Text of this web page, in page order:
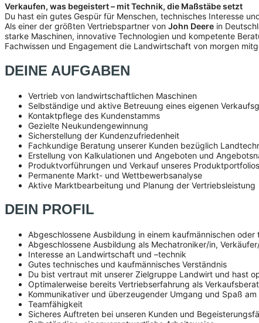
Verkaufen, was begeistert – mit Technik, die Maßstäbe setzt
Du hast ein gutes Gespür für Menschen, technisches Interesse
Als einer der größten Vertriebspartner von John Deere in
starke Maschinen, innovative Technologien und kompetente
Fachwissen und Engagement die Landwirtschaft von morgen
DEINE AUFGABEN
Vertrieb von landwirtschaftlichen Maschinen
Selbständige und aktive Betreuung eines eigenen
Kontaktpflege des Kundenstamms
Gezielte Neukundengewinnung
Sicherstellung der Kundenzufriedenheit
Fachkundige Beratung unserer Kunden bezüglich
Erstellung von Kalkulationen und Angeboten und
Produktvorführungen und Verkauf unseres Produktportfolios
Permanente Markt- und Wettbewerbsanalyse
Aktive Marktbearbeitung und Planung der Vertriebsleistung
DEIN PROFIL
Abgeschlossene Ausbildung in einem kaufmännischen oder
Abgeschlossene Ausbildung als Mechatroniker/in,
Interesse an Landwirtschaft und –technik
Gutes technisches und kaufmännisches Verständnis
Du bist vertraut mit unserer Zielgruppe Landwirt und hast
Optimalerweise bereits Vertriebserfahrung als
Kommunikativer und überzeugender Umgang und Spaß
Teamfähigkeit
Sicheres Auftreten bei unseren Kunden und